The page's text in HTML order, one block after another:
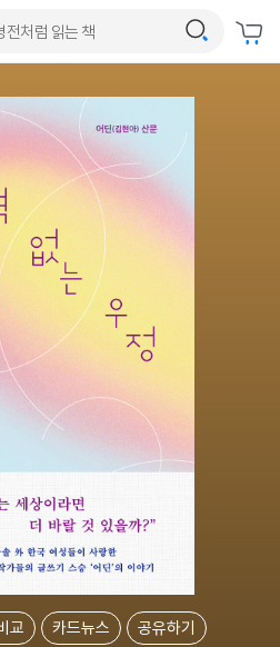
교 카드뉴스 공유하기